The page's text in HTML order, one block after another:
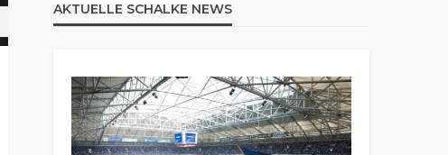
AKTUELLE SCHALKE NEWS